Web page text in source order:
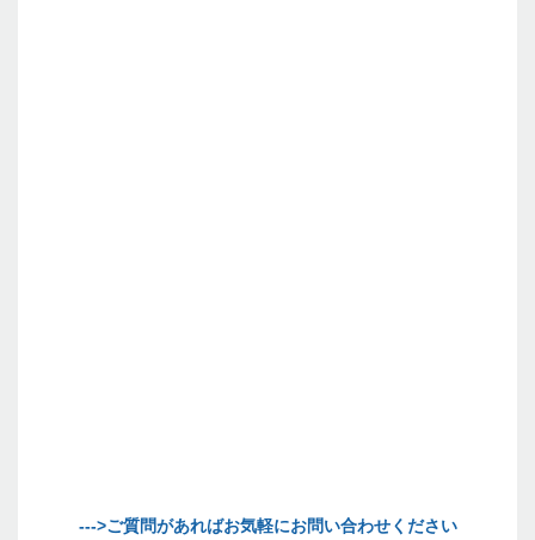
--->ご質問があればお気軽にお問い合わせください